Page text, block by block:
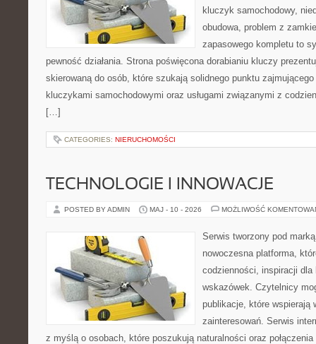
kluczyk samochodowy,
obudowa, problem z
zapasowego kompletu to
pewność działania. Strona poświęcona dorabianiu kluczy
skierowaną do osób, które szukają solidnego punktu
kluczykami samochodowymi oraz usługami związanymi z
[…]
CATEGORIES: NIERUCHOMOŚCI
TECHNOLOGIE I INNOWACJE
POSTED BY ADMIN MAJ - 10 - 2026 MOŻLIWOŚĆ
Serwis tworzony pod
nowoczesna platforma,
codzienności, inspiracji
wskazówek. Czytelnicy
publikacje, które wspierają
zainteresowań. Serwis
z myślą o osobach, które poszukują naturalności oraz